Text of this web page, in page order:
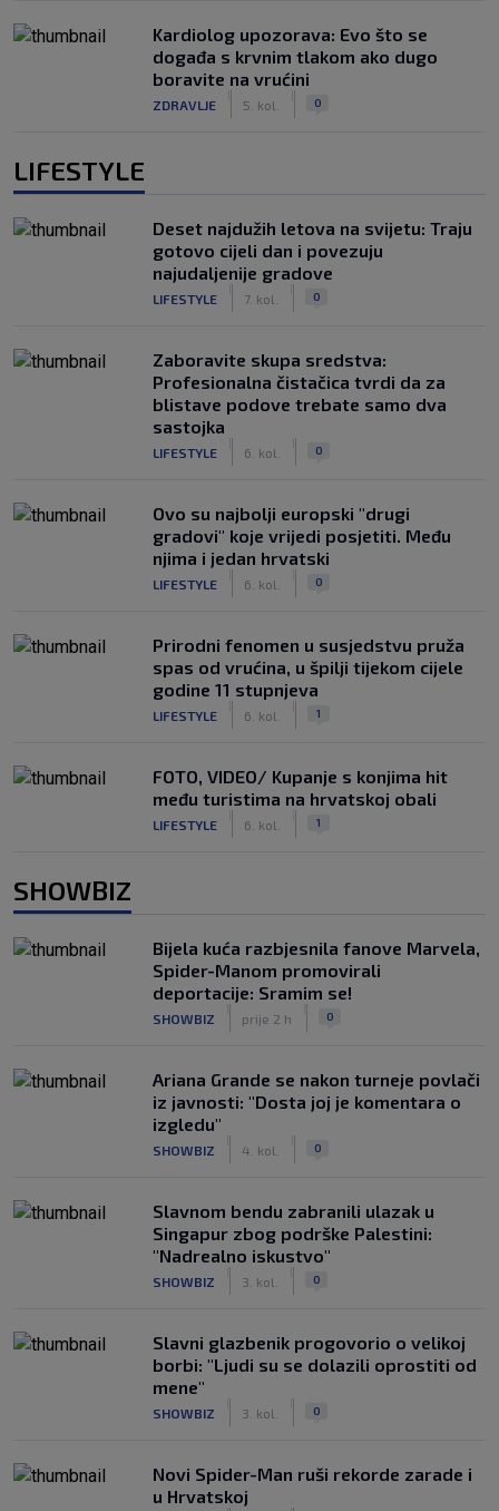
Kardiolog upozorava: Evo što se
događa s krvnim tlakom ako dugo
boravite na vrućini
ZDRAVLJE 5. kol. 0
LIFESTYLE
Deset najdužih letova na svijetu: Traju
gotovo cijeli dan i povezuju
najudaljenije gradove
LIFESTYLE 7. kol. 0
Zaboravite skupa sredstva:
Profesionalna čistačica tvrdi da za
blistave podove trebate samo dva
sastojka
LIFESTYLE 6. kol. 0
Ovo su najbolji europski "drugi
gradovi" koje vrijedi posjetiti. Među
njima i jedan hrvatski
LIFESTYLE 6. kol. 0
Prirodni fenomen u susjedstvu pruža
spas od vrućina, u špilji tijekom cijele
godine 11 stupnjeva
LIFESTYLE 6. kol. 1
FOTO, VIDEO/ Kupanje s konjima hit
među turistima na hrvatskoj obali
LIFESTYLE 6. kol. 1
SHOWBIZ
Bijela kuća razbjesnila fanove Marvela,
Spider-Manom promovirali
deportacije: Sramim se!
SHOWBIZ prije 2 h 0
Ariana Grande se nakon turneje povlači
iz javnosti: "Dosta joj je komentara o
izgledu"
SHOWBIZ 4. kol. 0
Slavnom bendu zabranili ulazak u
Singapur zbog podrške Palestini:
"Nadrealno iskustvo"
SHOWBIZ 3. kol. 0
Slavni glazbenik progovorio o velikoj
borbi: "Ljudi su se dolazili oprostiti od
mene"
SHOWBIZ 3. kol. 0
Novi Spider-Man ruši rekorde zarade i
u Hrvatskoj